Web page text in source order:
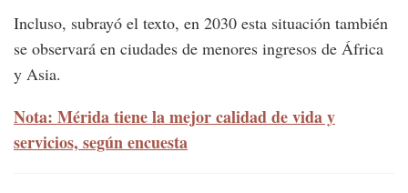
Incluso, subrayó el texto, en 2030 esta situación también
se observará en ciudades de menores ingresos de África
y Asia.
Nota: Mérida tiene la mejor calidad de vida y
servicios, según encuesta